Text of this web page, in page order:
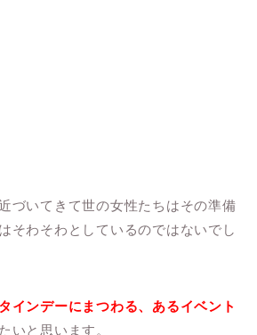
づいてきて世の女性たちはその準備
そわそわとしているのではないでし
インデーにまつわる、あるイベント
いと思います。